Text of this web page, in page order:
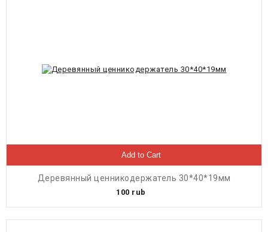
Add to Cart
Деревянный ценникодержатель 30*40*19мм
100 rub